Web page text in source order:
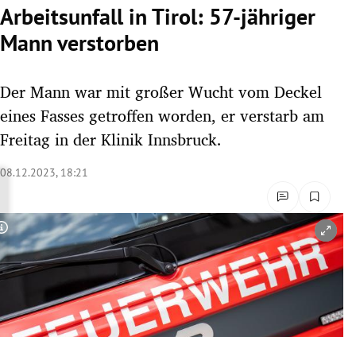
Untermenü
Untermenü
Untermenü
Untermenü
Untermenü
Arbeitsunfall in Tirol: 57-jähriger
Mann verstorben
Der Mann war mit großer Wucht vom Deckel
eines Fasses getroffen worden, er verstarb am
Freitag in der Klinik Innsbruck.
08.12.2023, 18:21
Copyright-Hinweis öffnen/schließen